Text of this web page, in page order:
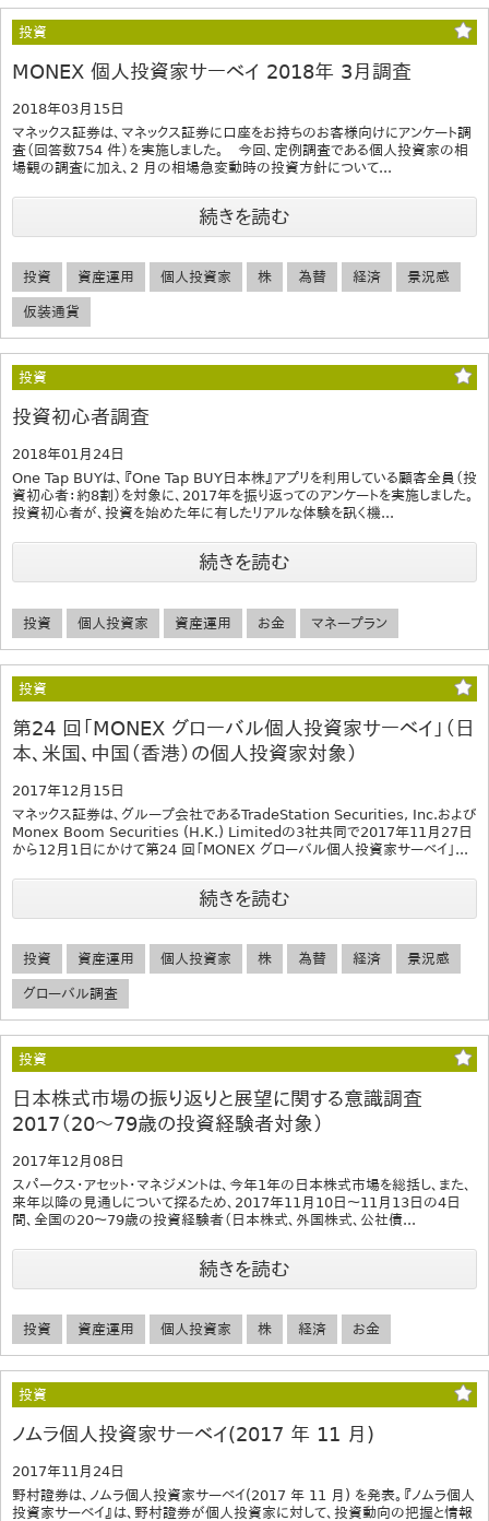
投資
MONEX 個人投資家サーベイ 2018年 3月調査
2018年03月15日
マネックス証券は、マネックス証券に口座をお持ちのお客様向けにアンケート調
査（回答数754 件）を実施しました。 今回、定例調査である個人投資家の相
場観の調査に加え、2 月の相場急変動時の投資方針について...
続きを読む
投資 資産運用 個人投資家 株 為替 経済 景況感
仮装通貨
投資
投資初心者調査
2018年01月24日
One Tap BUYは、『One Tap BUY日本株』アプリを利用している顧客全員（投
資初心者：約8割）を対象に、2017年を振り返ってのアンケートを実施しました。
投資初心者が、投資を始めた年に有したリアルな体験を訊く機...
続きを読む
投資 個人投資家 資産運用 お金 マネープラン
投資
第24 回「MONEX グローバル個人投資家サーベイ」（日
本、米国、中国（香港）の個人投資家対象）
2017年12月15日
マネックス証券は、グループ会社であるTradeStation Securities, Inc.および
Monex Boom Securities (H.K.) Limitedの3社共同で2017年11月27日
から12月1日にかけて第24 回「MONEX グローバル個人投資家サーベイ」...
続きを読む
投資 資産運用 個人投資家 株 為替 経済 景況感
グローバル調査
投資
日本株式市場の振り返りと展望に関する意識調査
2017（20～79歳の投資経験者対象）
2017年12月08日
スパークス・アセット・マネジメントは、今年1年の日本株式市場を総括し、また、
来年以降の見通しについて探るため、2017年11月10日～11月13日の4日
間、全国の20～79歳の投資経験者（日本株式、外国株式、公社債...
続きを読む
投資 資産運用 個人投資家 株 経済 お金
投資
ノムラ個人投資家サーベイ(2017 年 11 月)
2017年11月24日
野村證券は、ノムラ個人投資家サーベイ(2017 年 11 月) を発表。『ノムラ個人
投資家サーベイ』は、野村證券が個人投資家に対して、投資動向の把握と情報